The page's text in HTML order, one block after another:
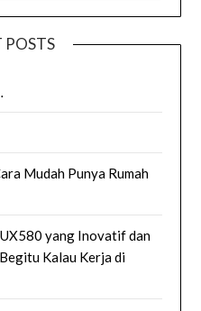
POSTS
Mudah Punya Rumah
yang Inovatif dan
Kalau Kerja di